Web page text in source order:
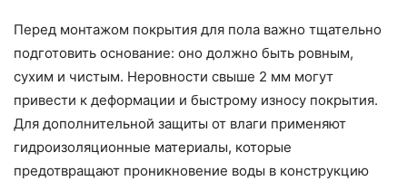
Перед монтажом покрытия для пола важно тщательно
подготовить основание: оно должно быть ровным,
сухим и чистым. Неровности свыше 2 мм могут
привести к деформации и быстрому износу покрытия.
Для дополнительной защиты от влаги применяют
гидроизоляционные материалы, которые
предотвращают проникновение воды в конструкцию